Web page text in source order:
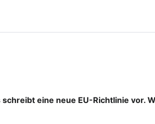
eine neue EU-Richtlinie vor.